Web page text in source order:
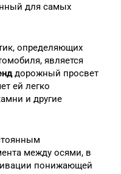
для самых
определяющих
является
дорожный просвет
ей легко
и другие
между осями, в
понижающей